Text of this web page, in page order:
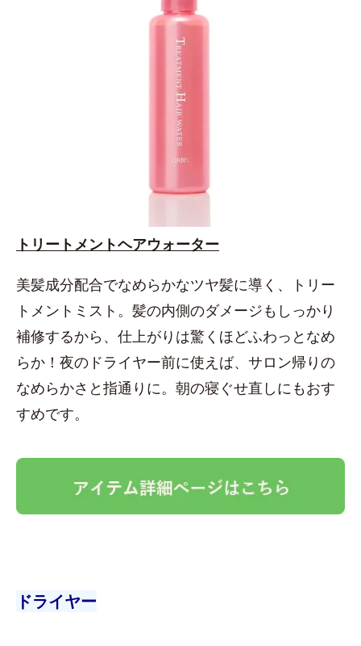
トリートメントヘアウォーター
美髪成分配合でなめらかなツヤ髪に導く、トリー
トメントミスト。髪の内側のダメージもしっかり
補修するから、仕上がりは驚くほどふわっとなめ
らか！夜のドライヤー前に使えば、サロン帰りの
なめらかさと指通りに。朝の寝ぐせ直しにもおす
すめです。
ドライヤー